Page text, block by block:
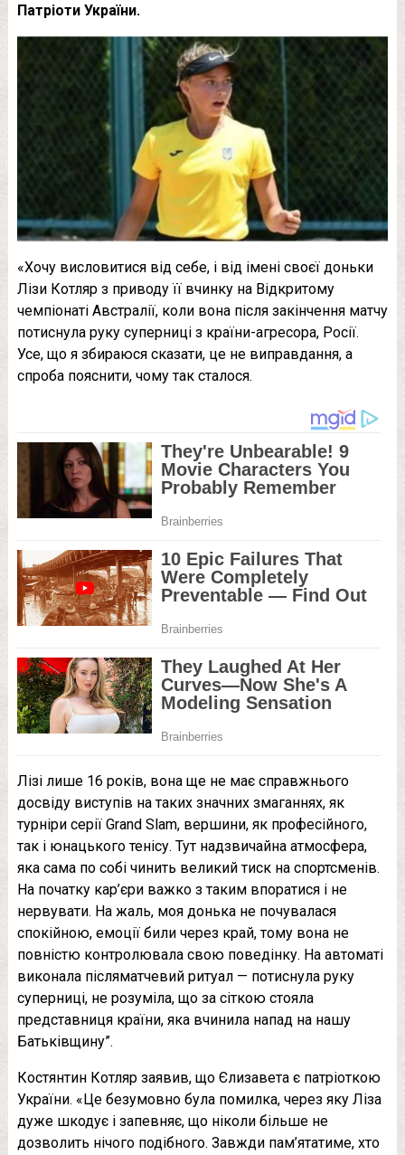
Патріоти України.
«Хочу висловитися від себе, і від імені своєї доньки
Лізи Котляр з приводу її вчинку на Відкритому
чемпіонаті Австралії, коли вона після закінчення матчу
потиснула руку суперниці з країни-агресора, Росії.
Усе, що я збираюся сказати, це не виправдання, а
спроба пояснити, чому так сталося.
Лізі лише 16 років, вона ще не має справжнього
досвіду виступів на таких значних змаганнях, як
турніри серії Grand Slam, вершини, як професійного,
так і юнацького тенісу. Тут надзвичайна атмосфера,
яка сама по собі чинить великий тиск на спортсменів.
На початку кар’єри важко з таким впоратися і не
нервувати. На жаль, моя донька не почувалася
спокійною, емоції били через край, тому вона не
повністю контролювала свою поведінку. На автоматі
виконала післяматчевий ритуал — потиснула руку
суперниці, не розуміла, що за сіткою стояла
представниця країни, яка вчинила напад на нашу
Батьківщину”.
Костянтин Котляр заявив, що Єлизавета є патріоткою
України. «Це безумовно була помилка, через яку Ліза
дуже шкодує і запевняє, що ніколи більше не
дозволить нічого подібного. Завжди пам’ятатиме, хто